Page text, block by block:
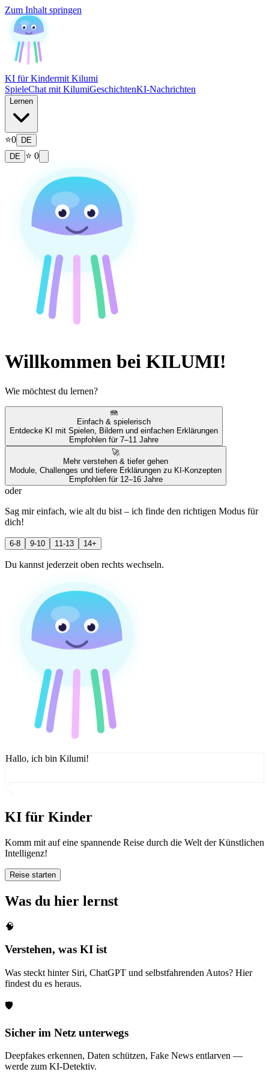
Zum Inhalt springen
KI für Kindermit Kilumi
SpieleChat mit KilumiGeschichtenKI-Nachrichten
Lernen
⭐0
DE
DE ⭐ 0
Willkommen bei KILUMI!
Wie möchtest du lernen?
🪼
Einfach & spielerisch
Entdecke KI mit Spielen, Bildern und einfachen Erklärungen
Empfohlen für 7–11 Jahre
🚀
Mehr verstehen & tiefer gehen
Module, Challenges und tiefere Erklärungen zu KI-Konzepten
Empfohlen für 12–16 Jahre
oder
Sag mir einfach, wie alt du bist – ich finde den richtigen Modus für
dich!
6-8 9-10 11-13 14+
Du kannst jederzeit oben rechts wechseln.
Hallo, ich bin Kilumi!
KI für Kinder
Komm mit auf eine spannende Reise durch die Welt der Künstlichen
Intelligenz!
Reise starten
Was du hier lernst
🧠
Verstehen, was KI ist
Was steckt hinter Siri, ChatGPT und selbstfahrenden Autos? Hier
findest du es heraus.
🛡️
Sicher im Netz unterwegs
Deepfakes erkennen, Daten schützen, Fake News entlarven —
werde zum KI-Detektiv.